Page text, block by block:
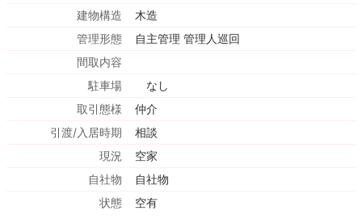
建物構造
木造
管理形態
自主管理 管理人巡回
間取内容
駐車場
なし
取引態様
仲介
引渡/入居時期
相談
現況
空家
自社物
自社物
状態
空有